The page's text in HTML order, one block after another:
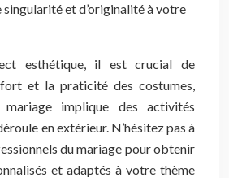
singularité et d’originalité à votre
esthétique, il est crucial de
et la praticité des costumes,
implique des activités
en extérieur. N’hésitez pas à
du mariage pour obtenir
et adaptés à votre thème